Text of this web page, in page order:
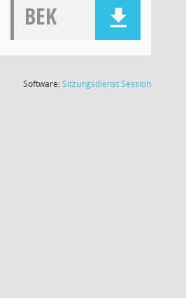
BEK
Software:SitzungsdienstSession(Wird in